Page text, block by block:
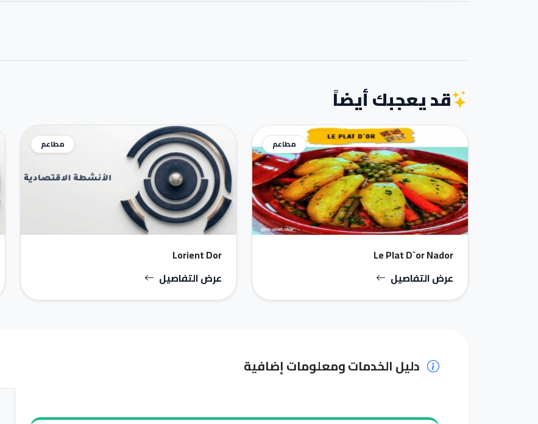
قد يعجبك أيضاً
مطاعم
Le Plat D`or Nador
عرض التفاصيل
مطاعم
Lorient Dor
عرض التفاصيل
دليل الخدمات ومعلومات إضافية